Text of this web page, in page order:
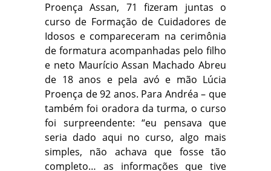
Proença Assan, 71 fizeram juntas o
curso de Formação de Cuidadores de
Idosos e compareceram na cerimônia
de formatura acompanhadas pelo filho
e neto Maurício Assan Machado Abreu
de 18 anos e pela avó e mão Lúcia
Proença de 92 anos. Para Andréa – que
também foi oradora da turma, o curso
foi surpreendente: “eu pensava que
seria dado aqui no curso, algo mais
simples, não achava que fosse tão
completo… as informações que tive